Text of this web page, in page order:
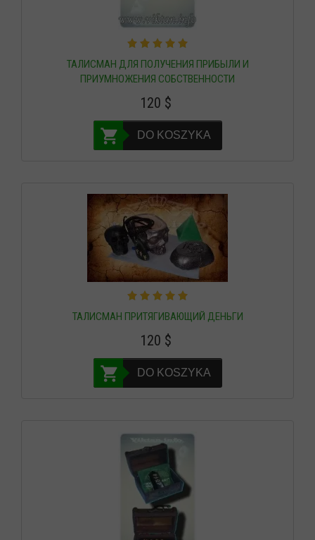
ТАЛИСМАН ДЛЯ ПОЛУЧЕНИЯ ПРИБЫЛИ И
ПРИУМНОЖЕНИЯ СОБСТВЕННОСТИ
120 $
DO KOSZYKA
ТАЛИСМАН ПРИТЯГИВАЮЩИЙ ДЕНЬГИ
120 $
DO KOSZYKA